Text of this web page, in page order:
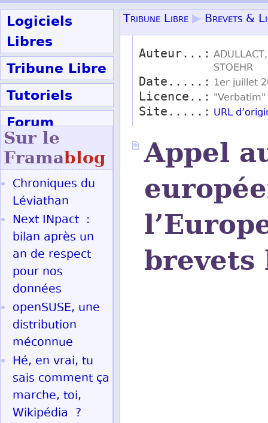
Logiciels
Libres
Tribune Libre
Tutoriels
Forum
Participer
Tribune Libre ▶ Brevets &
Auteur...:
STOEHR
Date.....: 1er juillet
Licence..: "Verbatim"
Site.....: URL
Appel
brevets
Sur le
Framablog
Chroniques du
Léviathan
Next INpact :
bilan après un
an de respect
pour nos
données
openSUSE, une
distribution
méconnue
Hé, en vrai, tu
sais comment ça
marche, toi,
Wikipédia ?